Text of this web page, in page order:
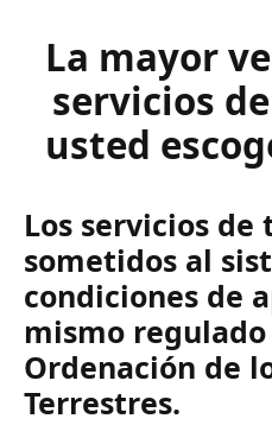
La mayor
servicios
usted
Los servicios de
sometidos al
condiciones de
mismo
Ordenación de
Terrestres.